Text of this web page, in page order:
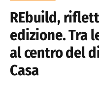
REbuild,
edizione. Tra
al centro del
Casa